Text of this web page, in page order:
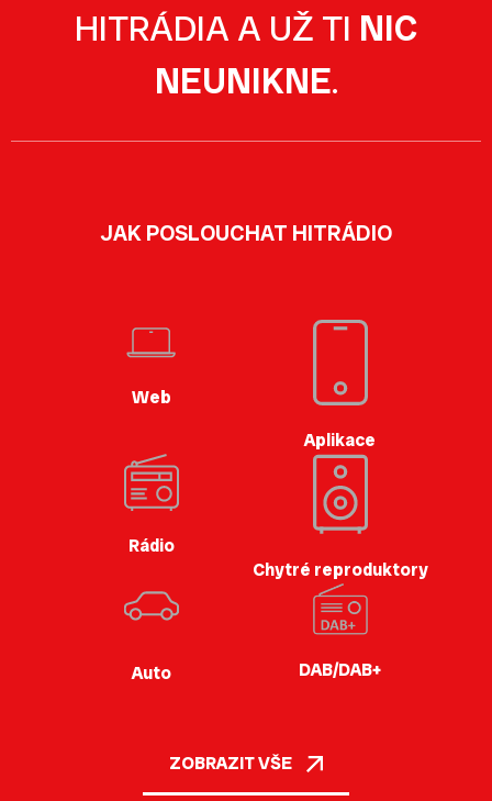
HITRÁDIA A UŽ TI NIC
NEUNIKNE.
JAK POSLOUCHAT HITRÁDIO
Web
Aplikace
Rádio
Chytré reproduktory
Auto DAB/DAB+
ZOBRAZIT VŠE